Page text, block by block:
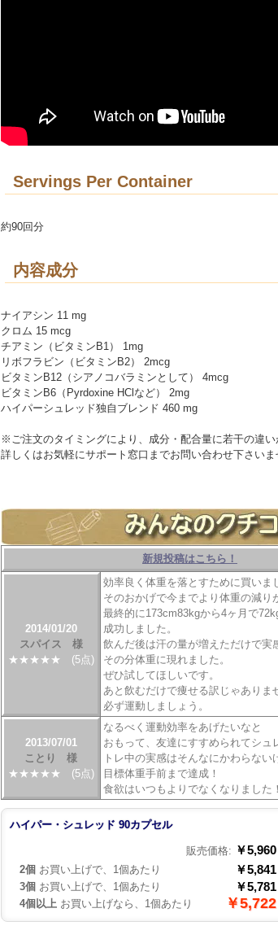
Servings Per Container
約90回分
内容成分
ナイアシン 11 mg
クロム 15 mcg
チアミン（ビタミンB1） 1mg
リボフラビン（ビタミンB2） 2mcg
ビタミンB12（シアノコバラミンとして） 4mcg
ビタミンB6（Pyrdoxine HClなど） 2mg
ハイパーシュレッド独自ブレンド 460 mg
※ご注文のタイミングにより、成分・配合量に若干の違い
詳しくはお気軽にサポート窓口までお問い合わせ下さいま
新規投稿はこちら！
2014/01/20
スパイス 様
★★★★★ (5点)
効率良く体重を落とすために買いま
そのおかげで今までより体重の減り
最終的に173cm83kgから4ヶ月で
成功しました。
飲んだ後は汗の量が増えただけで実
その分体重に現れました。
ぜひ試してほしいです。
あと飲むだけで痩せる訳じゃありま
必ず運動しましょう。
2013/07/01
ことり 様
★★★★★ (5点)
なるべく運動効率をあげたいなと
おもって、友達にすすめられてシュ
トレ中の実感はそんなにかわらない
目標体重手前まで達成！
食欲はいつもよりでなくなりました！
ハイパー・シュレッド 90カプセル
販売価格: ￥5,960
2個 お買い上げで、1個あたり ￥5,841
3個 お買い上げで、1個あたり ￥5,781
4個以上 お買い上げなら、1個あたり ￥5,722